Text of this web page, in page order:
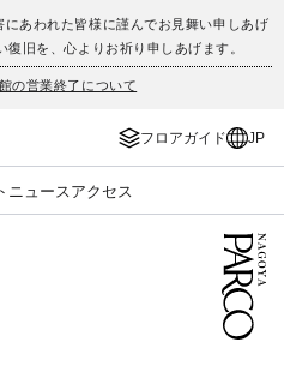
あわれた皆様に謹んでお見舞い申しあげ
旧を、心よりお祈り申しあげます。
の営業終了について
フロアガイド JP
ニュース アクセス